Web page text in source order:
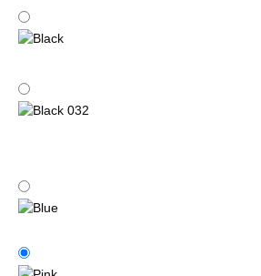
Fuchsia
Black
Black 032
Blue